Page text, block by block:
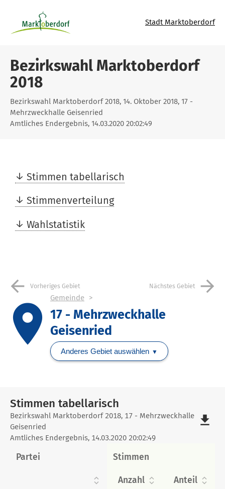
Stadt Marktoberdorf
Bezirkswahl Marktoberdorf
2018
Bezirkswahl Marktoberdorf 2018, 14. Oktober 2018, 17 -
Mehrzweckhalle Geisenried
Amtliches Endergebnis, 14.03.2020 20:02:49
Stimmen tabellarisch
Stimmenverteilung
Wahlstatistik
arrow_back Vorheriges Gebiet Nächstes Gebiet arrow_forward
place
Gemeinde
17 - Mehrzweckhalle
Geisenried
Anderes Gebiet auswählen
Stimmen tabellarisch
Stimmen
tabellarisch
Bezirkswahl Marktoberdorf 2018, 17 - Mehrzweckhalle
Geisenried
Amtliches Endergebnis, 14.03.2020 20:02:49
file_download
Partei Stimmen
Anzahl Anteil